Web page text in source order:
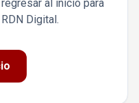
al inicio para
Digital.